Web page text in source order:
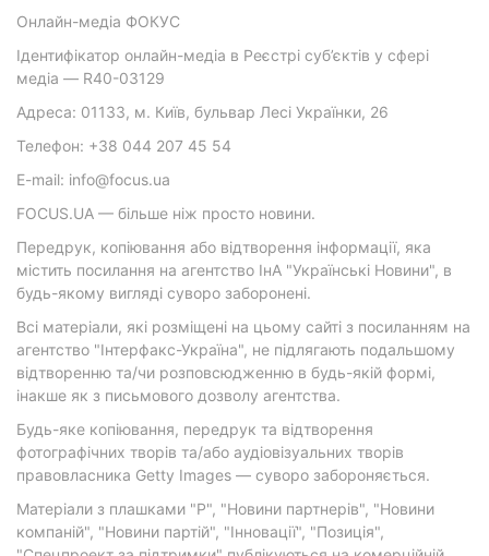
Онлайн-медіа ФОКУС
Ідентифікатор онлайн-медіа в Реєстрі суб’єктів у сфері
медіа — R40-03129
Адреса: 01133, м. Київ, бульвар Лесі Українки, 26
Телефон: +38 044 207 45 54
E-mail: info@focus.ua
FOCUS.UA — більше ніж просто новини.
Передрук, копіювання або відтворення інформації, яка
містить посилання на агентство ІнА "Українські Новини", в
будь-якому вигляді суворо заборонені.
Всі матеріали, які розміщені на цьому сайті з посиланням на
агентство "Інтерфакс-Україна", не підлягають подальшому
відтворенню та/чи розповсюдженню в будь-якій формі,
інакше як з письмового дозволу агентства.
Будь-яке копіювання, передрук та відтворення
фотографічних творів та/або аудіовізуальних творів
правовласника Getty Images — суворо забороняється.
Матеріали з плашками "Р", "Новини партнерів", "Новини
компаній", "Новини партій", "Інновації", "Позиція",